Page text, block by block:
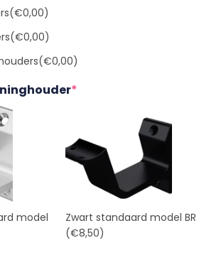
(€0,00)
(€0,00)
(€0,00)
*
model
Zwart standaard model BR
(€8,50)